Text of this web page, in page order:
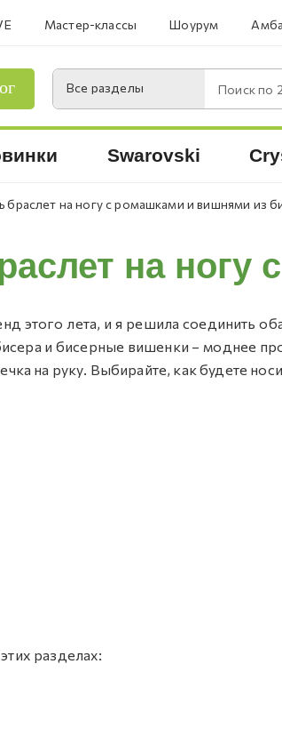
Мастер-классы Шоурум
Все разделы Поиск по
Swarovski
браслет на ногу с ромашками и вишнями из
на
этого лета, и я решила соединить
и бисерные вишенки – моднее
на руку. Выбирайте, как будете
разделах: